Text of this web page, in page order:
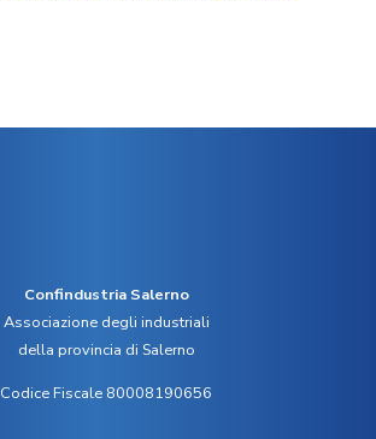
Confindustria Salerno
Associazione degli industriali
della provincia di Salerno
Codice Fiscale 80008190656